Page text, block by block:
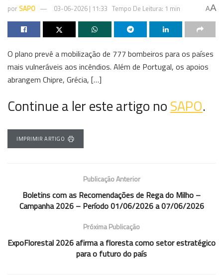
por SAPO 03-06-2026 | 11:33 Tempo De Leitura: 1 min AA
O plano prevê a mobilização de 777 bombeiros para os países
mais vulneráveis aos incêndios. Além de Portugal, os apoios
abrangem Chipre, Grécia, […]
Continue a ler este artigo noSAPO.
IMPRIMIR ARTIGO
Publicação Anterior
Boletins com as Recomendações de Rega do Milho –
Campanha 2026 – Período 01/06/2026 a 07/06/2026
Próxima Publicação
ExpoFlorestal 2026 afirma a floresta como setor estratégico
para o futuro do país